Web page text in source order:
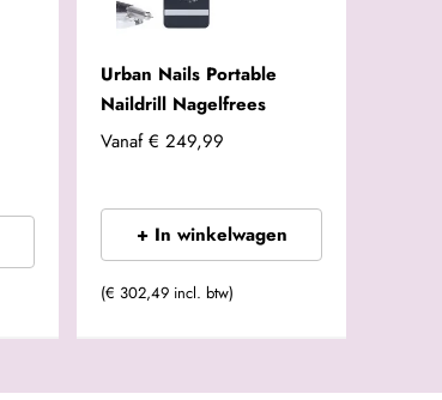
Urban Nails Portable
Naildrill Nagelfrees
Vanaf € 249,99
+ In winkelwagen
(€ 302,49 incl. btw)